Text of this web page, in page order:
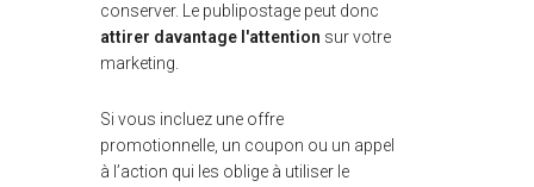
conserver. Le publipostage peut donc
attirer davantage l'attention sur votre
marketing.
Si vous incluez une offre
promotionnelle, un coupon ou un appel
à l’action qui les oblige à utiliser le